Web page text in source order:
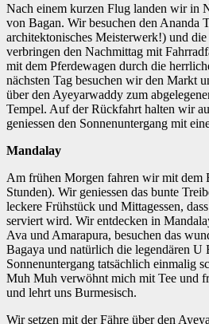
Nach einem kurzen Flug landen wir in
von Bagan. Wir besuchen den Ananda
architektonisches Meisterwerk!) und
verbringen den Nachmittag mit
mit dem Pferdewagen durch die
nächsten Tag besuchen wir den Markt
über den Ayeyarwaddy zum
Tempel. Auf der Rückfahrt halten wir
geniessen den Sonnenuntergang mit
Mandalay
Am frühen Morgen fahren wir mit dem
Stunden). Wir geniessen das bunte
leckere Frühstück und Mittagessen,
serviert wird. Wir entdecken in
Ava und Amarapura, besuchen das
Bagaya und natürlich die legendären U
Sonnenuntergang tatsächlich einmalig
Muh Muh verwöhnt mich mit Tee und
und lehrt uns Burmesisch.
Wir setzen mit der Fähre über den